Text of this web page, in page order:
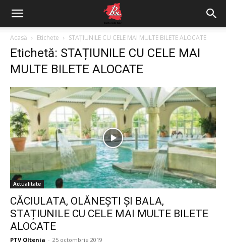
Acasă Etichete STAȚIUNILE CU CELE MAI MULTE BILETE ALOCATE
Etichetă: STAȚIUNILE CU CELE MAI
MULTE BILETE ALOCATE
Actualitate
CĂCIULATA, OLĂNEȘTI ȘI BALA,
STAȚIUNILE CU CELE MAI MULTE BILETE
ALOCATE
PTV Oltenia - 25 octombrie 2019